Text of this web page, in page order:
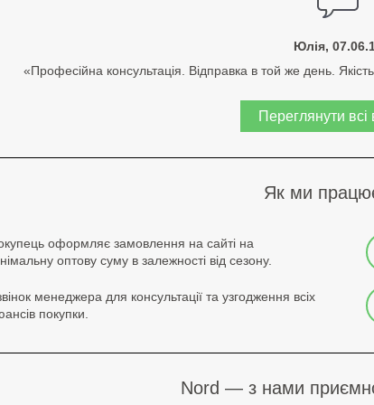
Юлія,
«Професійна консультація. Відправка в той же день.
Переглянути всі
Як ми
оформляє замовлення на сайті на
оптову суму в залежності від сезону.
менеджера для консультації та узгодження всіх
покупки.
Nord — з нами